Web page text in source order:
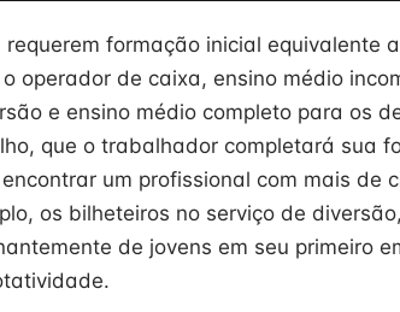
formação inicial equivalente
operador de caixa, ensino médio
e ensino médio completo para os
que o trabalhador completará sua
um profissional com mais de
os bilheteiros no serviço de
de jovens em seu primeiro